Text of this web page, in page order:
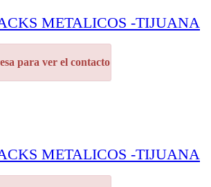
METALICOS -TIJUANA
para ver el contacto
METALICOS -TIJUANA